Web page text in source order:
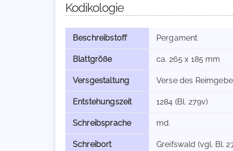
Kodikologie
Beschreibstoff Pergament
Blattgröße ca. 265 x 185 mm
Versgestaltung Verse des
Entstehungszeit 1284 (Bl. 279v)
Schreibsprache md.
Schreibort Greifswald (vgl. Bl.